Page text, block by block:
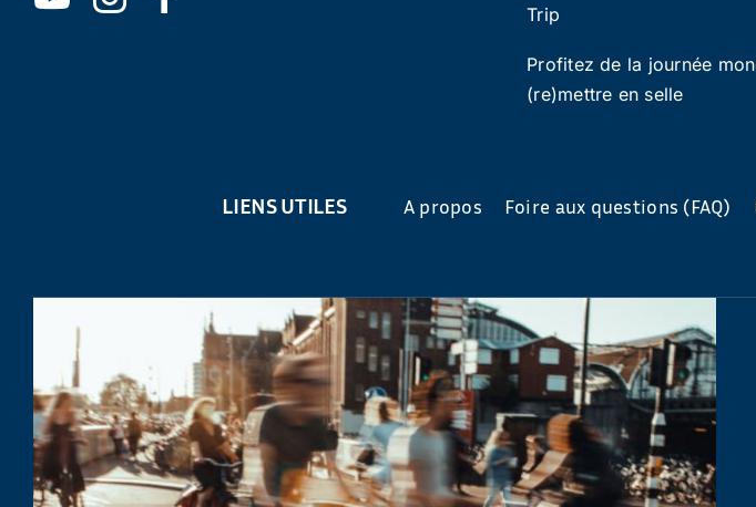
Trip
Profitez de la journée
(re)mettre en selle
LIENS UTILES A propos Foire aux questions (FAQ)